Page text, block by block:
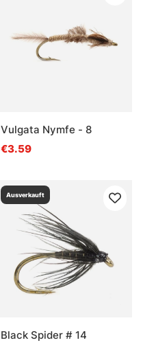
Vulgata Nymfe - 8
€3.59
Ausverkauft
Black Spider # 14